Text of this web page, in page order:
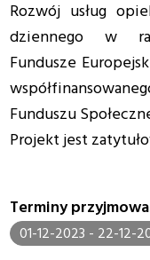
Rozwój usług
dziennego w
Fundusze
Funduszu
Projekt jest
Terminy
01-12-2023 - 22-12-